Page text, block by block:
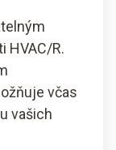
HVAC/R.
včas
vašich